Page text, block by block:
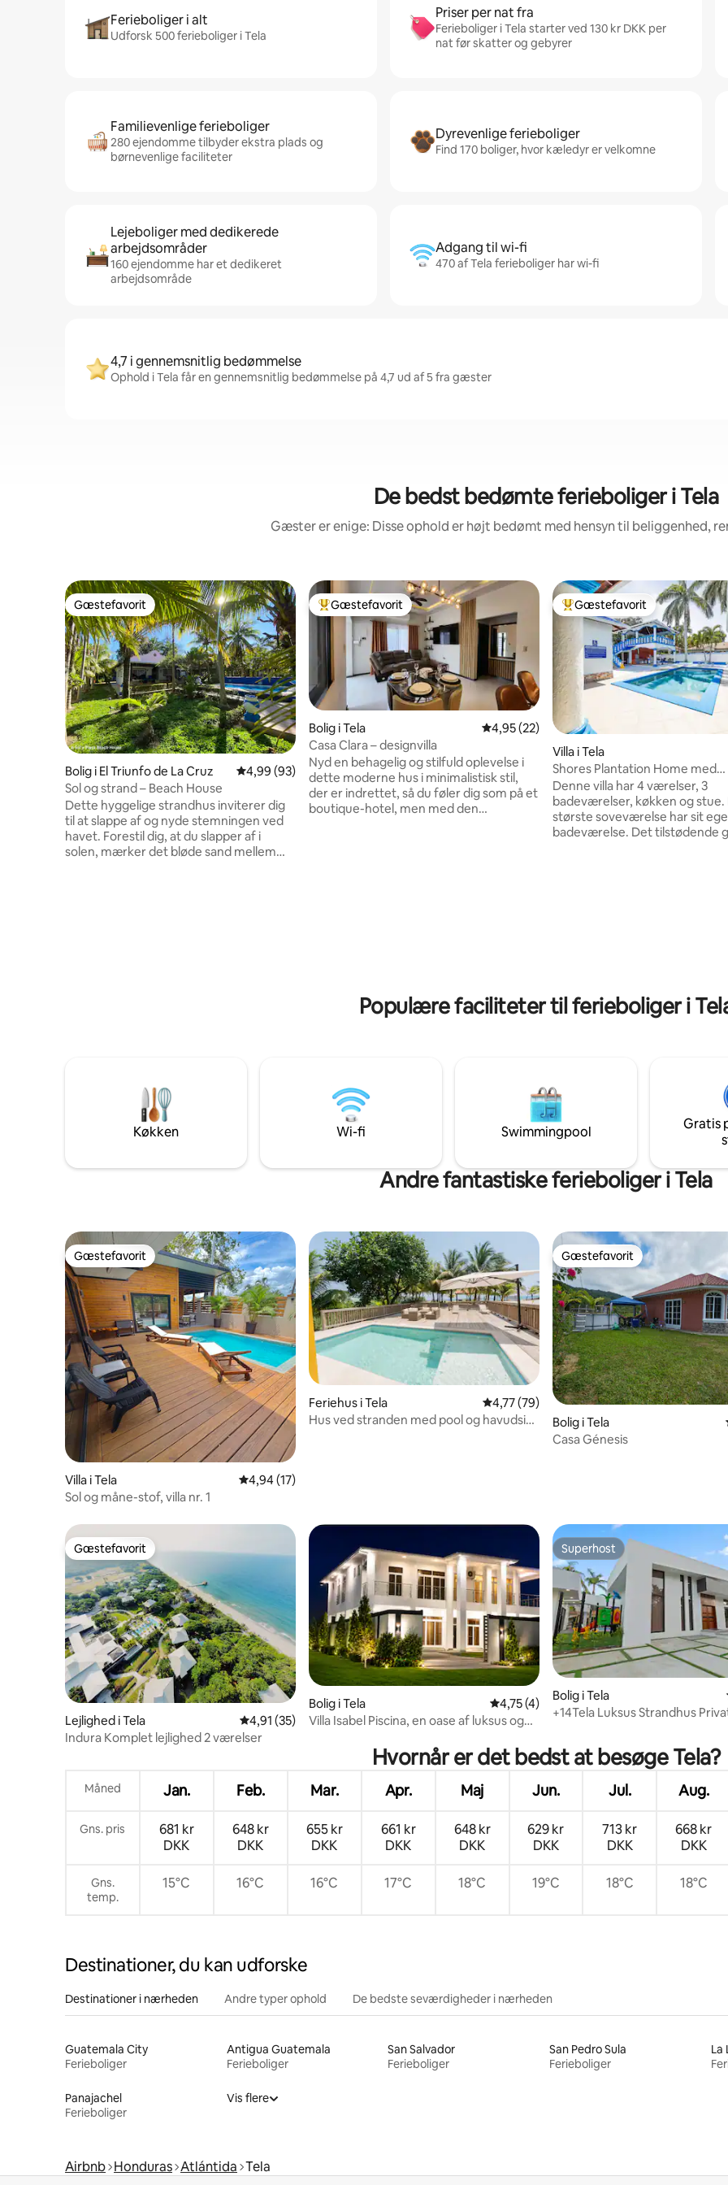
Ferieboliger i alt
Udforsk 500 ferieboliger i Tela
Priser per nat fra
Ferieboliger i Tela starter ved 130 kr DKK per
nat før skatter og gebyrer
Familievenlige ferieboliger
280 ejendomme tilbyder ekstra plads og
børnevenlige faciliteter
Dyrevenlige ferieboliger
Find 170 boliger, hvor kæledyr er velkomne
Lejeboliger med dedikerede
arbejdsområder
160 ejendomme har et dedikeret
arbejdsområde
Adgang til wi-fi
470 af Tela ferieboliger har wi-fi
4,7 i gennemsnitlig bedømmelse
Ophold i Tela får en gennemsnitlig bedømmelse på 4,7 ud af 5 fra gæster
De bedst bedømte ferieboliger i Tela
Gæster er enige: Disse ophold er højt bedømt med hensyn til beliggenhed,
Gæstefavorit
Gæstefavorit
Bolig i El Triunfo de La Cruz 4,99 ud af 5 i gennemsnitlig bedømmelse, 93 omtaler
4,99 (93)
Sol og strand – Beach House
Dette hyggelige strandhus inviterer dig
til at slappe af og nyde stemningen ved
havet. Forestil dig, at du slapper af i
solen, mærker det bløde sand mellem
Bedste gæstefavorit
Gæstefavorit
Bolig i Tela 4,95 ud af 5 i gennemsnitlig bedømmelse,
4,95 (22)
Casa Clara – designvilla
Nyd en behagelig og stilfuld oplevelse i
dette moderne hus i minimalistisk stil,
der er indrettet, så du føler dig som på et
boutique-hotel, men med den
Bedste gæstefavorit
Gæstefavorit
Villa i Tela
Shores Plantation Home med
elproduktion
Denne villa har 4 værelser, 3
badeværelser, køkken og stue.
største soveværelse har sit
badeværelse. Det tilstødende
mens solen står op.
Populære faciliteter til ferieboliger i
Køkken Wi-fi Swimmingpool
Gratis
Andre fantastiske ferieboliger i Tela
Gæstefavorit
Gæstefavorit
Villa i Tela 4,94 ud af 5 i gennemsnitlig bedømmelse, 17 omtaler
4,94 (17)
Sol og måne-stof, villa nr. 1
Feriehus i Tela 4,77 ud af 5 i gennemsnitlig bedømmelse,
4,77 (79)
Hus ved stranden med pool og havudsigt
Gæstefavorit
Gæstefavorit
Bolig i Tela
Casa Génesis
Gæstefavorit
Gæstefavorit
Lejlighed i Tela 4,91 ud af 5 i gennemsnitlig bedømmelse, 35 omtaler
4,91 (35)
Indura Komplet lejlighed 2 værelser
Bolig i Tela 4,75 ud af 5 i gennemsnitlig bedømmelse,
4,75 (4)
Villa Isabel Piscina, en oase af luksus og
Superhost
Superhost
Bolig i Tela
+14Tela Luksus Strandhus
Hvornår er det bedst at besøge Tela?
Måned Jan. Feb. Mar. Apr. Maj Jun. Jul. Aug.
Gns. pris
681 kr
DKK
648 kr
DKK
655 kr
DKK
661 kr
DKK
648 kr
DKK
629 kr
DKK
713 kr
DKK
668 kr
DKK
Gns.
temp.
15°C 16°C 16°C 17°C 18°C 19°C 18°C 18°C
Destinationer, du kan udforske
Destinationer i nærheden Andre typer ophold De bedste seværdigheder i nærheden
Guatemala City
Ferieboliger
Antigua Guatemala
Ferieboliger
San Salvador
Ferieboliger
San Pedro Sula
Ferieboliger
La
Panajachel
Ferieboliger
Vis flere
Airbnb Honduras Atlántida Tela